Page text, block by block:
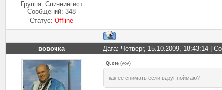
Группа: Спиннингист
Сообщений:348
Статус:Offline
вовочка Дата: Четверг, 15.10.2009, 18:43:14 |
Quote (vov)
как её снимать если вдруг поймаю?